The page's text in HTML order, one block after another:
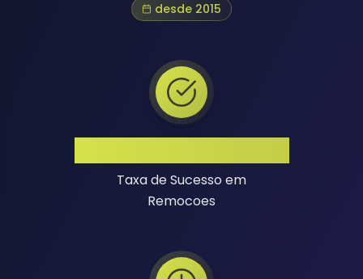
desde 2015
Taxa de Sucesso em
Remocoes